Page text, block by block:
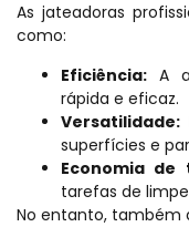
As jateadoras
como:
Eficiência: A
rápida e eficaz.
Versatilidade:
superfícies e
Economia de
tarefas de
No entanto, também